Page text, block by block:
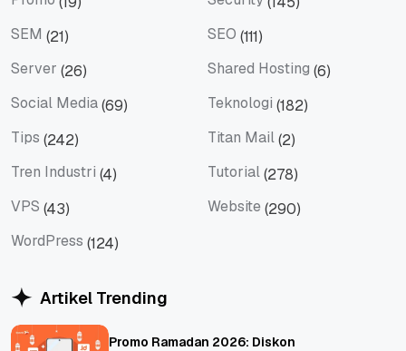
SEM (21) SEO (111)
Server (26) Shared Hosting (6)
Social Media(69) Teknologi (182)
Tips (242) Titan Mail(2)
Tren Industri (4) Tutorial(278)
VPS (43) Website (290)
WordPress (124)
Artikel Trending
Promo Ramadan 2026: Diskon